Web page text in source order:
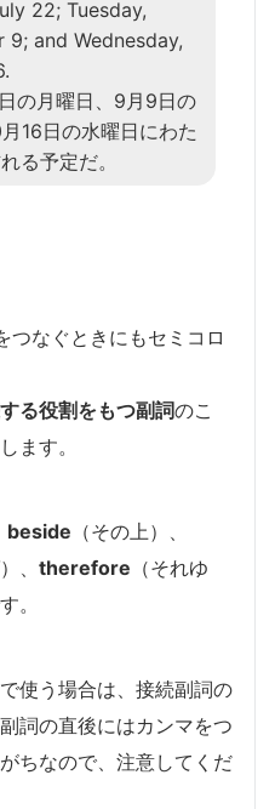
22; Tuesday,
9; and Wednesday,
の月曜日、9月9日の
16日の水曜日にわた
る予定だ。
つなぐときにもセミコロ
る役割をもつ副詞のこ
ます。
beside （その上）、
、 therefore （それゆ
。
使う場合は、接続副詞の
詞の直後にはカンマをつ
ちなので、注意してくだ